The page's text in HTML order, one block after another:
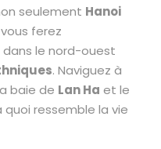
seulement Hanoi
ferez
le nord-ouest
. Naviguez à
baie de Lan Ha et le
quoi ressemble la vie